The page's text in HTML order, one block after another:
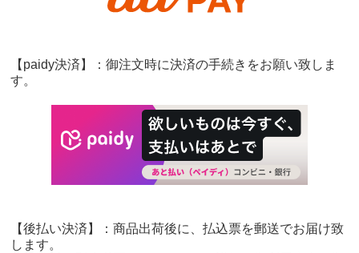
【paidy決済】：御注文時に決済の手続きをお願い致しま
す。
【後払い決済】：商品出荷後に、払込票を郵送でお届け致
します。